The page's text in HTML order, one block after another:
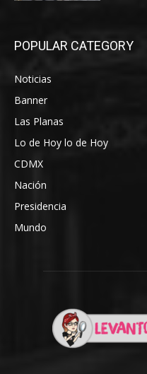
POPULAR CATEGORY
Noticias
Banner
Las Planas
Lo de Hoy lo de Hoy
CDMX
Nación
Presidencia
Mundo